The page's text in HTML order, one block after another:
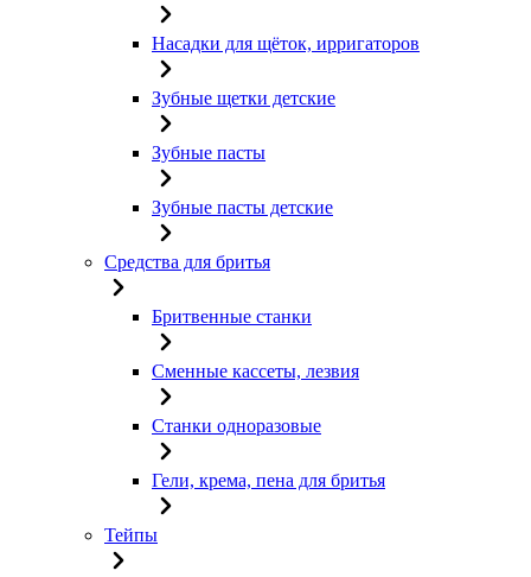
Насадки для щёток, ирригаторов
Зубные щетки детские
Зубные пасты
Зубные пасты детские
Средства для бритья
Бритвенные станки
Сменные кассеты, лезвия
Станки одноразовые
Гели, крема, пена для бритья
Тейпы